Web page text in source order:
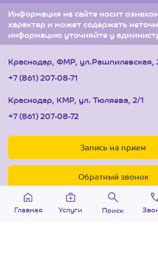
Информация на сайте носит
характер и может содержать
информацию уточняйте у
Краснодар, ФМР, ул.Рашпилевская,
+7 (861) 207-08-71
Краснодар, КМР, ул. Тюляева, 2/1
+7 (861) 207-08-72
Запись на прием
Обратный звонок
Главная Услуги Поиск